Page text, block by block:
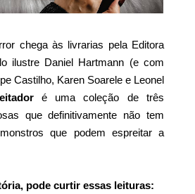
chega às livrarias pela Editora
ilustre Daniel Hartmann (e com
Castilho, Karen Soarele e Leonel
é uma coleção de três
que definitivamente não tem
que podem espreitar a
pode curtir essas leituras: